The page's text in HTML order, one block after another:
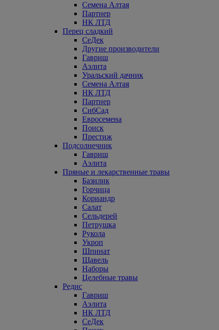
Семена Алтая
Партнер
НК ЛТД
Перец сладкий
СеДек
Другие производители
Гавриш
Аэлита
Уральский дачник
Семена Алтая
НК ЛТД
Партнер
СибСад
Евросемена
Поиск
Престиж
Подсолнечник
Гавриш
Аэлита
Пряные и лекарственные травы
Базилик
Горчица
Кориандр
Салат
Сельдерей
Петрушка
Рукола
Укроп
Шпинат
Щавель
Наборы
Целебные травы
Редис
Гавриш
Аэлита
НК ЛТД
СеДек